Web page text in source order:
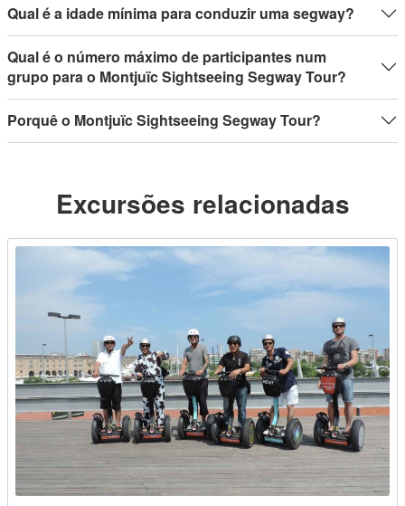
Qual é a idade mínima para conduzir uma segway?
Qual é o número máximo de participantes num
grupo para o Montjuïc Sightseeing Segway Tour?
Porquê o Montjuïc Sightseeing Segway Tour?
Excursões relacionadas